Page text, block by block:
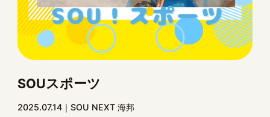
SOUスポーツ
2025.07.14 SOU NEXT 海邦